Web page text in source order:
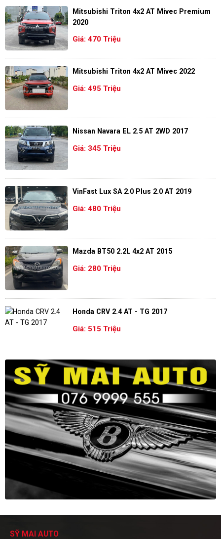
Mitsubishi Triton 4x2 AT Mivec Premium
2020
Giá: 470 Triệu
Mitsubishi Triton 4x2 AT Mivec 2022
Giá: 495 Triệu
Nissan Navara EL 2.5 AT 2WD 2017
Giá: 345 Triệu
VinFast Lux SA 2.0 Plus 2.0 AT 2019
Giá: 480 Triệu
Mazda BT50 2.2L 4x2 AT 2015
Giá: 280 Triệu
Honda CRV 2.4 AT - TG 2017
Giá: 515 Triệu
SỸ MAI AUTO